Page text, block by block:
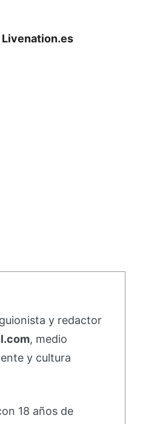
Livenation.es
y redactor
, medio
y cultura
18 años de